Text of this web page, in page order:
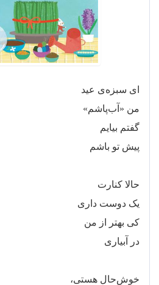
ای سبزهی عید
من «آبپاشم»
گفتم بیایم
پیش تو باشم
حالا کنارت
یک دوست داری
کی بهتر از من
در آبیاری
خوشحال هستی،